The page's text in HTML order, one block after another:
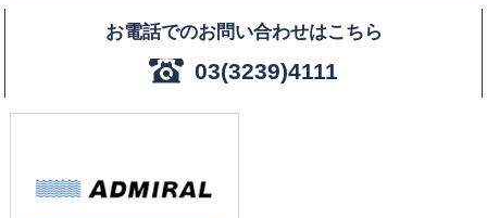
お電話でのお問い合わせはこちら
03(3239)4111